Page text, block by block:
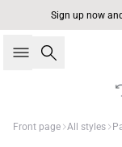
Sign up now
Search
Front page All styles